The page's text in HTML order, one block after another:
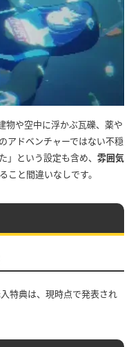
物や空中に浮かぶ瓦礫、薬や
アドベンチャーではない不穏
という設定も含め、 雰囲気
こと間違いなしです。
特典は、現時点で発表され